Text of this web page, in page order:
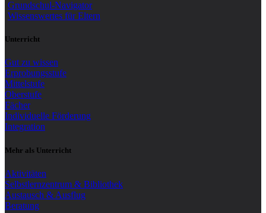
Grundschul-Navigator
Wissenswertes für Eltern
Unterricht
Gut zu wissen
Erprobungsstufe
Mittelstufe
Oberstufe
Fächer
Individuelle Förderung
Integration
Mehr als Unterricht
Aktivitäten
Selbstlernzentrum & Bibliothek
Austausch & Ausflug
Beratung